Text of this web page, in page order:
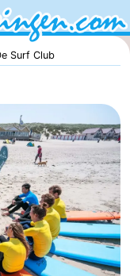
Surf Club